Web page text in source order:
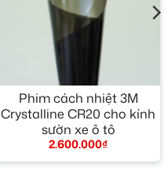
Phim cách nhiệt 3M
Crystalline CR20 cho kính
sườn xe ô tô
2.600.000₫